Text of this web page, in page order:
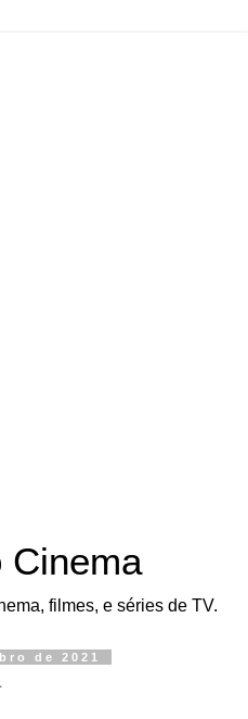
Cinema
filmes, e séries de TV.
de 2021